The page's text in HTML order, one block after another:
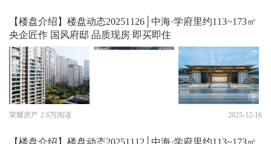
【楼盘介绍】楼盘动态20251126│中海·学府里约113~173㎡
央企匠作 国风府邸 品质现房 即买即住
荣耀房产 2.6万阅读 2025-12-16
【楼盘介绍】楼盘动态20251112│中海·学府里约113~173㎡